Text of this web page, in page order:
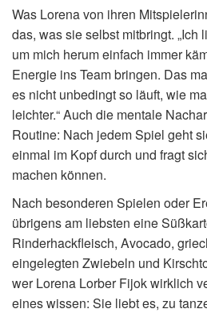
Was Lorena von ihren
das, was sie selbst mitbringt. „Ich
um mich herum einfach immer
Energie ins Team bringen. Das
es nicht unbedingt so läuft, wie
leichter.“ Auch die mentale
Routine: Nach jedem Spiel geht
einmal im Kopf durch und fragt
machen können.
Nach besonderen Spielen oder
übrigens am liebsten eine
Rinderhackfleisch, Avocado,
eingelegten Zwiebeln und
wer Lorena Lorber Fijok wirklich
eines wissen: Sie liebt es, zu